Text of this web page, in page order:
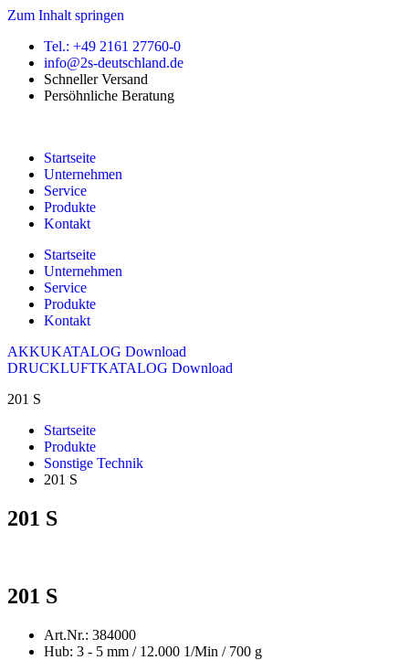
Zum Inhalt springen
Tel.: +49 2161 27760-0
info@2s-deutschland.de
Schneller Versand
Persöhnliche Beratung
Startseite
Unternehmen
Service
Produkte
Kontakt
Startseite
Unternehmen
Service
Produkte
Kontakt
AKKUKATALOG Download
DRUCKLUFTKATALOG Download
201 S
Startseite
Produkte
Sonstige Technik
201 S
201 S
201 S
Art.Nr.: 384000
Hub: 3 - 5 mm / 12.000 1/Min / 700 g